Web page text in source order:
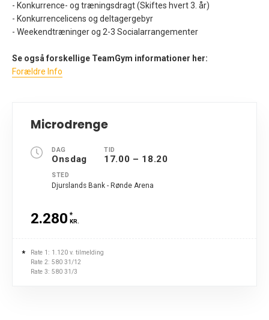
- Konkurrence- og træningsdragt (Skiftes hvert 3. år)
- Konkurrencelicens og deltagergebyr
- Weekendtræninger og 2-3 Socialarrangementer
Se også forskellige TeamGym informationer her:
Forældre Info
Microdrenge
DAG
Onsdag
TID
17.00 – 18.20
STED
Djurslands Bank - Rønde Arena
2.280 *
KR.
*
Rate 1: 1.120 v. tilmelding
Rate 2: 580 31/12
Rate 3: 580 31/3